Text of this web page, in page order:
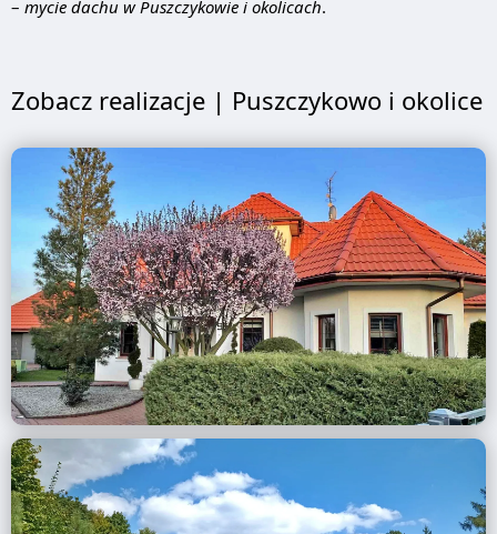
– mycie dachu w Puszczykowie i okolicach.
Zobacz realizacje | Puszczykowo i okolice